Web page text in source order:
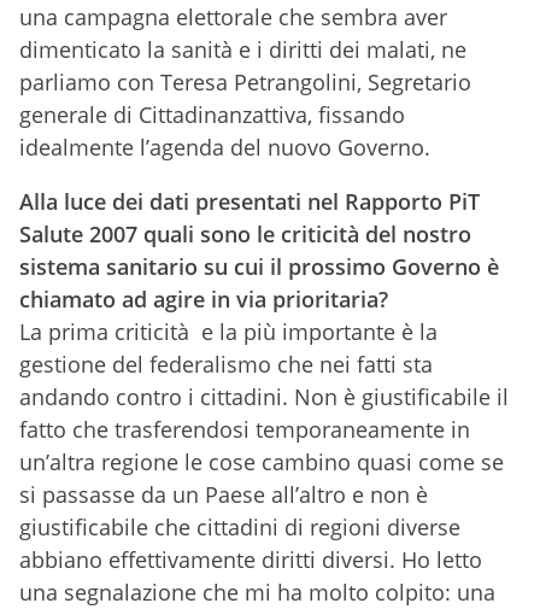
una campagna elettorale che sembra aver
dimenticato la sanità e i diritti dei malati, ne
parliamo con Teresa Petrangolini, Segretario
generale di Cittadinanzattiva, fissando
idealmente l’agenda del nuovo Governo.
Alla luce dei dati presentati nel Rapporto PiT
Salute 2007 quali sono le criticità del nostro
sistema sanitario su cui il prossimo Governo è
chiamato ad agire in via prioritaria?
La prima criticità e la più importante è la
gestione del federalismo che nei fatti sta
andando contro i cittadini. Non è giustificabile il
fatto che trasferendosi temporaneamente in
un’altra regione le cose cambino quasi come se
si passasse da un Paese all’altro e non è
giustificabile che cittadini di regioni diverse
abbiano effettivamente diritti diversi. Ho letto
una segnalazione che mi ha molto colpito: una